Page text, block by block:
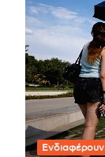
Ενδιαφέρουν